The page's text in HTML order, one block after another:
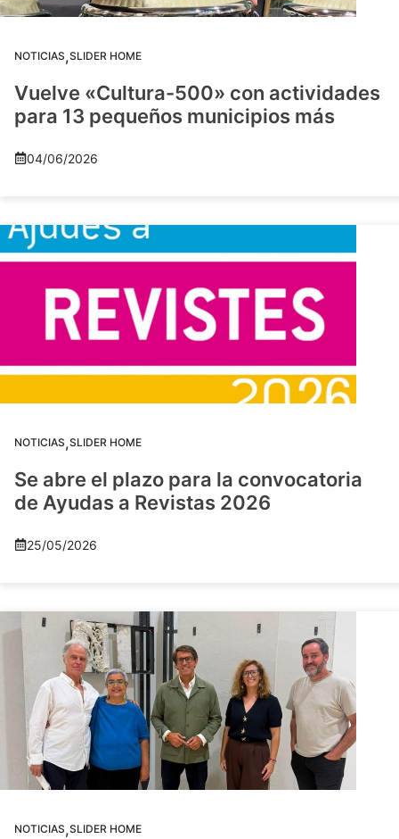
NOTICIAS,SLIDER HOME
Vuelve «Cultura-500» con actividades
para 13 pequeños municipios más
04/06/2026
NOTICIAS,SLIDER HOME
Se abre el plazo para la convocatoria
de Ayudas a Revistas 2026
25/05/2026
NOTICIAS,SLIDER HOME